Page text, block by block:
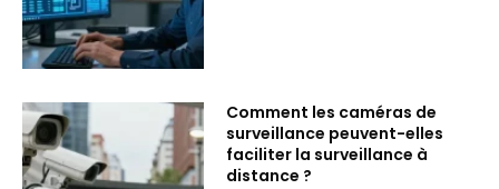
Comment les caméras de
surveillance peuvent-elles
faciliter la surveillance à
distance ?